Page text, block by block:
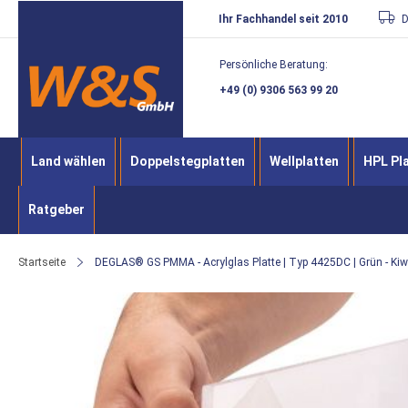
Direkt
zum
Inhalt
Ihr Fachhandel seit 2010
Persönliche Beratung:
+49 (0) 9306 563 99 20
Land wählen Doppelstegplatten Wellplatten HPL
Ratgeber
Startseite DEGLAS® GS PMMA - Acrylglas Platte | Typ 4425DC | Grün -
Bildergalerie